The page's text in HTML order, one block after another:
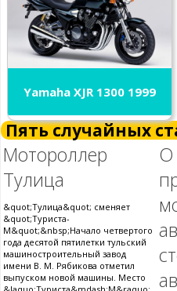
Yamaha XJR 1300 1999
Пять случайных
Мотороллер
Тулица
&quot;Тулица&quot; сменяет
&quot;Туриста-
М&quot;&nbsp;Начало четвертого
года десятой пятилетки тульский
машиностроительный завод
имени В. М. Рябикова отметил
выпуском новой машины. Место
О